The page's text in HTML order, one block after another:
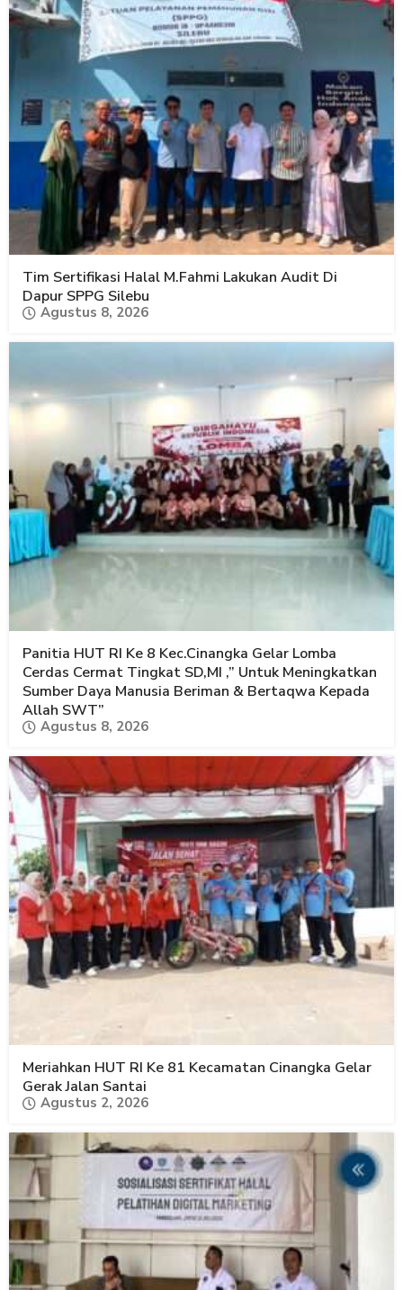
Tim Sertifikasi Halal M.Fahmi Lakukan Audit Di
Dapur SPPG Silebu
Agustus 8, 2026
Panitia HUT RI Ke 8 Kec.Cinangka Gelar Lomba
Cerdas Cermat Tingkat SD,MI ,” Untuk Meningkatkan
Sumber Daya Manusia Beriman & Bertaqwa Kepada
Allah SWT”
Agustus 8, 2026
Meriahkan HUT RI Ke 81 Kecamatan Cinangka Gelar
Gerak Jalan Santai
Agustus 2, 2026